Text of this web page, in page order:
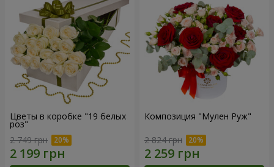
Цветы в коробке "19 белых
роз"
2 749 грн
Композиция "Мулен Руж"
2 824 грн